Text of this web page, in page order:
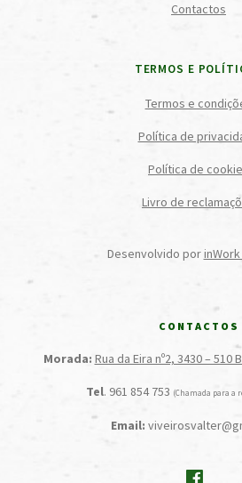
Contactos
TERMOS E
Termos e
Política de
Política de
Livro de
Desenvolvido por
CONTACTOS
Morada: Rua da Eira nº2, 3430 –
Tel. 961 854 753 (Chamada para a
Email: